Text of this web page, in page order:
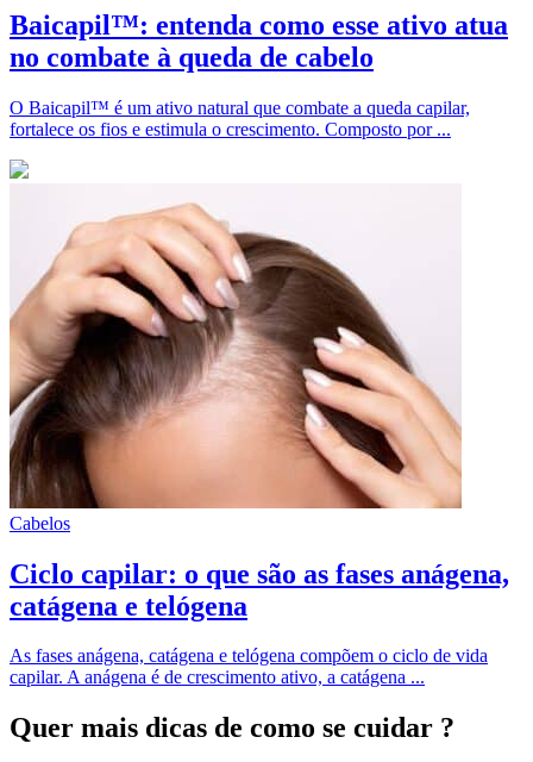
Baicapil™: entenda como esse ativo atua
no combate à queda de cabelo
O Baicapil™ é um ativo natural que combate a queda capilar,
fortalece os fios e estimula o crescimento. Composto por ...
Cabelos
Ciclo capilar: o que são as fases anágena,
catágena e telógena
As fases anágena, catágena e telógena compõem o ciclo de vida
capilar. A anágena é de crescimento ativo, a catágena ...
Quer mais dicas de como se cuidar ?